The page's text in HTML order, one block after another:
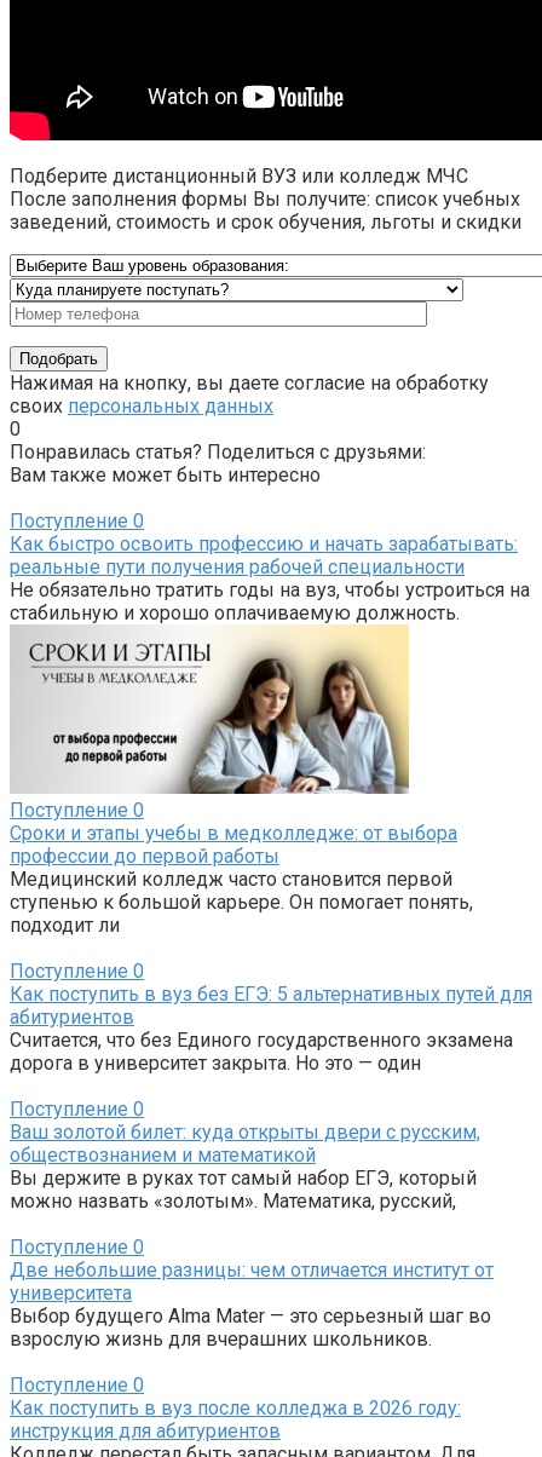
Подберите дистанционный ВУЗ или колледж МЧС
После заполнения формы Вы получите: список учебных
заведений, стоимость и срок обучения, льготы и скидки
Нажимая на кнопку, вы даете согласие на обработку
своих персональных данных
0
Понравилась статья? Поделиться с друзьями:
Вам также может быть интересно
Поступление 0
Как быстро освоить профессию и начать зарабатывать:
реальные пути получения рабочей специальности
Не обязательно тратить годы на вуз, чтобы устроиться на
стабильную и хорошо оплачиваемую должность.
Поступление 0
Сроки и этапы учебы в медколледже: от выбора
профессии до первой работы
Медицинский колледж часто становится первой
ступенью к большой карьере. Он помогает понять,
подходит ли
Поступление 0
Как поступить в вуз без ЕГЭ: 5 альтернативных путей для
абитуриентов
Считается, что без Единого государственного экзамена
дорога в университет закрыта. Но это — один
Поступление 0
Ваш золотой билет: куда открыты двери с русским,
обществознанием и математикой
Вы держите в руках тот самый набор ЕГЭ, который
можно назвать «золотым». Математика, русский,
Поступление 0
Две небольшие разницы: чем отличается институт от
университета
Выбор будущего Alma Mater — это серьезный шаг во
взрослую жизнь для вчерашних школьников.
Поступление 0
Как поступить в вуз после колледжа в 2026 году:
инструкция для абитуриентов